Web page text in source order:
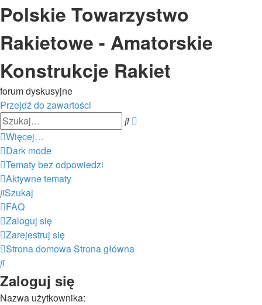
Polskie Towarzystwo
Rakietowe - Amatorskie
Konstrukcje Rakiet
forum dyskusyjne
Przejdź do zawartości
Szukaj
Więcej…
Dark mode
Tematy bez odpowiedzi
Aktywne tematy
Szukaj
FAQ
Zaloguj się
Zarejestruj się
Strona domowaStrona główna
Szukaj
Zaloguj się
Nazwa użytkownika: